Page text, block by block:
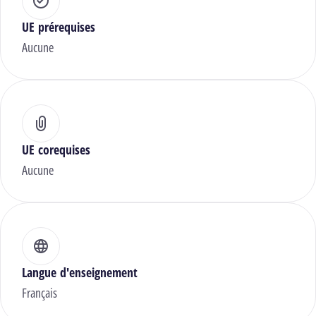
UE prérequises
Aucune
UE corequises
Aucune
Langue d'enseignement
Français